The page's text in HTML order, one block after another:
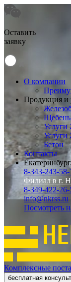
Оставить
заявку
О компании
Продукция и
Щебень
Услуги
Услуги
Бетон
Контакты
8-343-243-58-
Филиал в г.
8-349-422-26-
info@nkrss.ru
Посмотреть
Комплексные
бесплатная